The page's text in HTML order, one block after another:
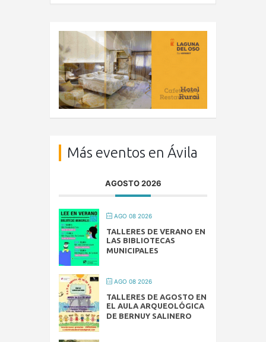
Más eventos en Ávila
AGOSTO 2026
AGO 08 2026
TALLERES DE VERANO EN
LAS BIBLIOTECAS
MUNICIPALES
AGO 08 2026
TALLERES DE AGOSTO EN
EL AULA ARQUEOLÓGICA
DE BERNUY SALINERO